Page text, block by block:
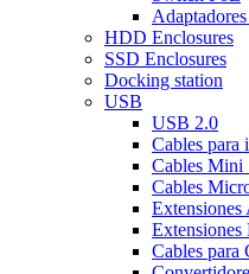
HDD Enclosures
SSD Enclosures
Docking station
USB
USB 2.0
Cables para
Cables Mini
Cables
Extensiones
Extensiones
Cables para